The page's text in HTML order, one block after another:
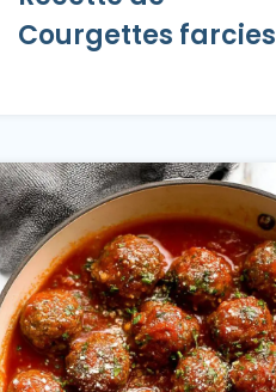
Courgettes farcies